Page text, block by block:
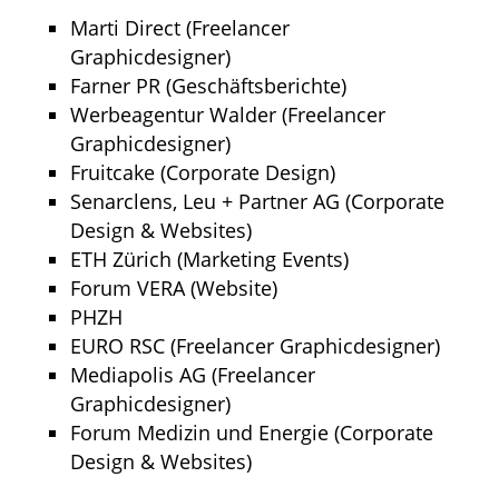
Marti Direct (Freelancer
Graphicdesigner)
Farner PR (Geschäftsberichte)
Werbeagentur Walder (Freelancer
Graphicdesigner)
Fruitcake (Corporate Design)
Senarclens, Leu + Partner AG (Corporate
Design & Websites)
ETH Zürich (Marketing Events)
Forum VERA (Website)
PHZH
EURO RSC (Freelancer Graphicdesigner)
Mediapolis AG (Freelancer
Graphicdesigner)
Forum Medizin und Energie (Corporate
Design & Websites)